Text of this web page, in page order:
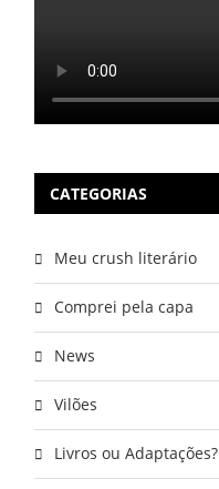
CATEGORIAS
Meu crush literário
Comprei pela capa
News
Vilões
Livros ou Adaptações?